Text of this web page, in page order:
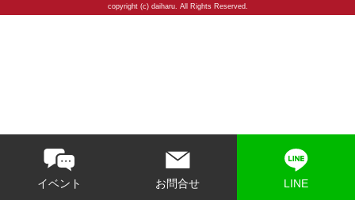
イベント お問合せ LINE
copyright (c) daiharu. All Rights Reserved.